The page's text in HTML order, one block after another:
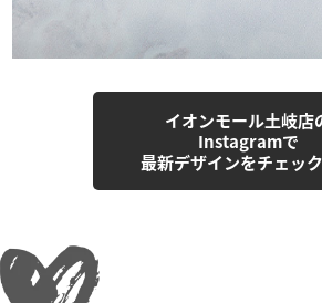
イオンモール土岐店
Instagramで
最新デザインをチェッ